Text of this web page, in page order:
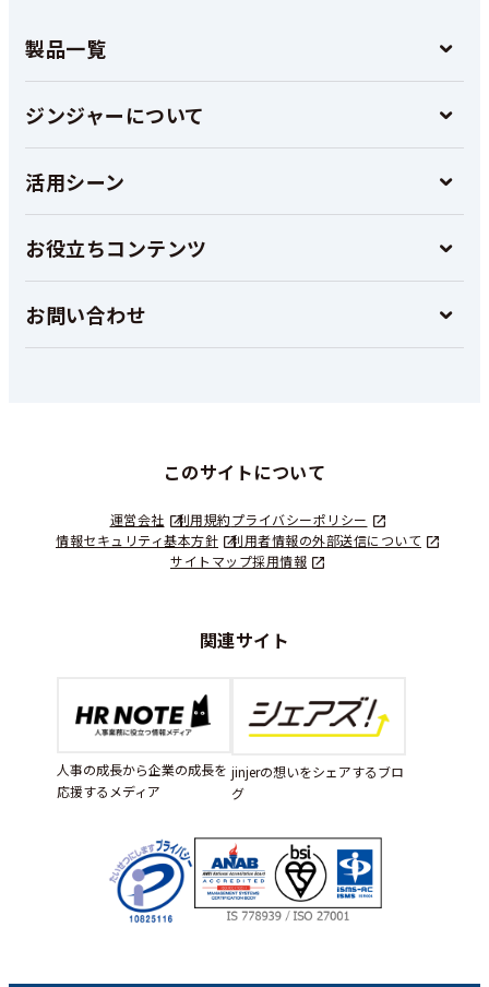
製品一覧
ジンジャーについて
活用シーン
お役立ちコンテンツ
お問い合わせ
このサイトについて
運営会社 利用規約プライバシーポリシー
情報セキュリティ基本方針
利用者情報の外部送信について
サイトマップ採用情報
関連サイト
人事の成長から企業の成長を
応援するメディア
jinjerの想いをシェアするブロ
グ